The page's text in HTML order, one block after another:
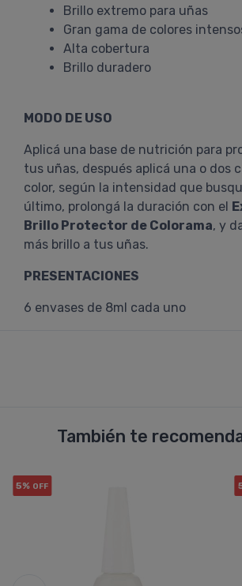
Brillo extremo para uñas
Gran gama de colores
Alta cobertura
Brillo duradero
MODO DE USO
Aplicá una base de nutrición para
tus uñas, después aplicá una o dos
color, según la intensidad que
último, prolongá la duración con el
Brillo Protector de Colorama, y
más brillo a tus uñas.
PRESENTACIONES
6 envases de 8ml cada uno
También te
5% OFF